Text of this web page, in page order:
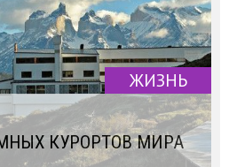
ЖИЗНЬ
КУРОРТОВ МИРА